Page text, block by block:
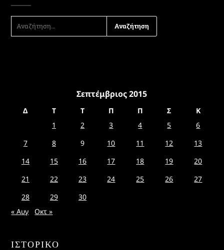
ΑΝΑΖΉΤΗΣΗ
ΓΙΑ:
Σεπτέμβριος 2015
Δ Τ Τ Π Π Σ
Κ
1
2 3 4 5
6
7
8 9 10 11 12
13
14
15 16 17 18 19
20
21
22 23 24 25 26
27
28
29
30
« Αυγ
Οκτ »
ΙΣΤΟΡΙΚΌ